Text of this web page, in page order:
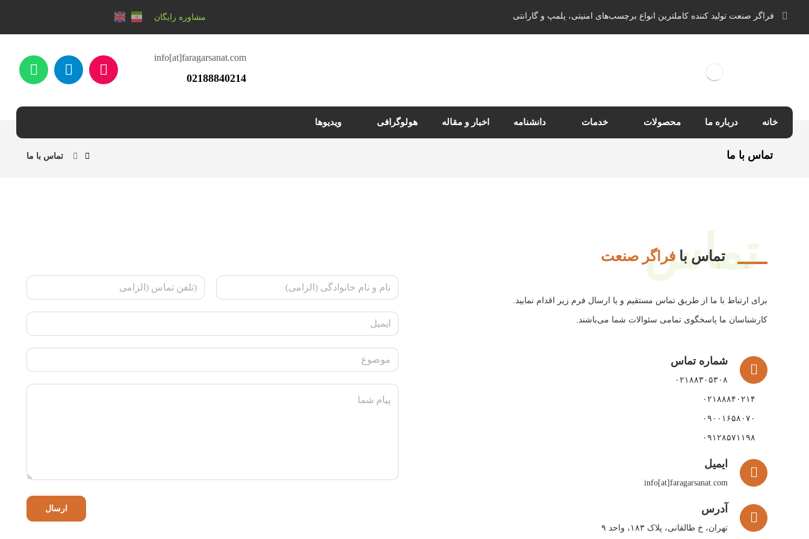
فراگر صنعت تولید کننده کاملترین انواع برچسب‌های امنیتی، پلمپ و گارانتی مشاوره رایگان
info[at]faragarsanat.com
02188840214
خانه درباره ما محصولات خدمات دانشنامه اخبار و مقاله هولوگرافی ویدیوها
تماس با ما تماس با ما
تماس
تماس با فراگر صنعت
برای ارتباط با ما از طریق تماس مستقیم و یا ارسال فرم زیر اقدام نمایید.
کارشناسان ما پاسخگوی تمامی سئوالات شما می‌باشند.
شماره تماس
۰۲۱۸۸۳۰۵۳۰۸
۰۲۱۸۸۸۴۰۲۱۴
۰۹۰۰۱۶۵۸۰۷۰
۰۹۱۲۸۵۷۱۱۹۸
ایمیل
info[at]faragarsanat.com
آدرس
تهران، خ طالقانی، پلاک ۱۸۳، واحد ۹